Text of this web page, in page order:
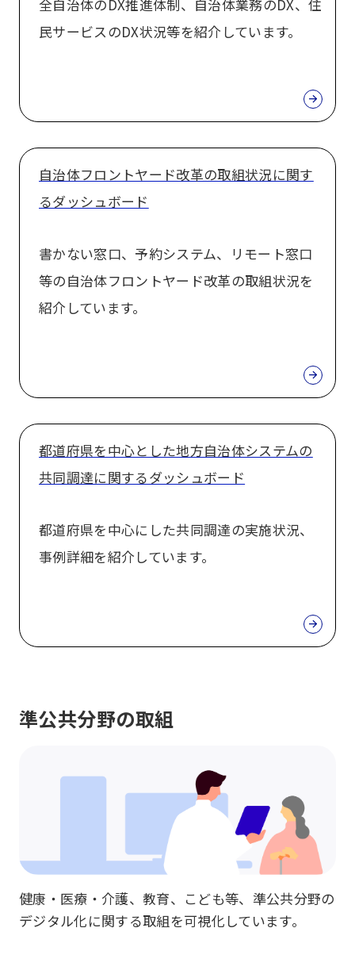
全自治体のDX推進体制、自治体業務のDX、住
民サービスのDX状況等を紹介しています。
自治体フロントヤード改革の取組状況に関す
るダッシュボード
書かない窓口、予約システム、リモート窓口
等の自治体フロントヤード改革の取組状況を
紹介しています。
都道府県を中心とした地方自治体システムの
共同調達に関するダッシュボード
都道府県を中心にした共同調達の実施状況、
事例詳細を紹介しています。
準公共分野の取組
健康・医療・介護、教育、こども等、準公共分野の
デジタル化に関する取組を可視化しています。